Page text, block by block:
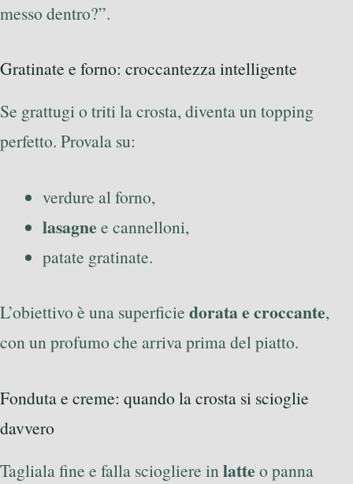
messo dentro?”.
Gratinate e forno: croccantezza intelligente
Se grattugi o triti la crosta, diventa un topping
perfetto. Provala su:
verdure al forno,
lasagne e cannelloni,
patate gratinate.
L’obiettivo è una superficie dorata e croccante,
con un profumo che arriva prima del piatto.
Fonduta e creme: quando la crosta si scioglie
davvero
Tagliala fine e falla sciogliere inlatte o panna